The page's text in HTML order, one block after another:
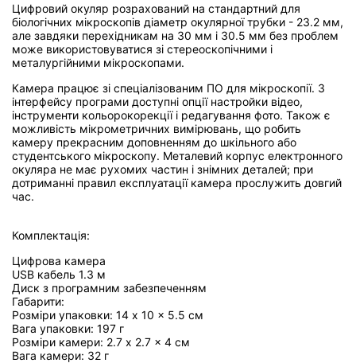
Цифровий окуляр розрахований на стандартний для
біологічних мікроскопів діаметр окулярної трубки - 23.2 мм,
але завдяки перехідникам на 30 мм і 30.5 мм без проблем
може використовуватися зі стереоскопічними і
металургійними мікроскопами.
Камера працює зі спеціалізованим ПО для мікроскопії. З
інтерфейсу програми доступні опції настройки відео,
інструменти кольорокорекції і редагування фото. Також є
можливість мікрометричних вимірювань, що робить
камеру прекрасним доповненням до шкільного або
студентського мікроскопу. Металевий корпус електронного
окуляра не має рухомих частин і знімних деталей; при
дотриманні правил експлуатації камера прослужить довгий
час.
Комплектація:
Цифрова камера
USB кабель 1.3 м
Диск з програмним забезпеченням
Габарити:
Розміри упаковки: 14 x 10 x 5.5 см
Вага упаковки: 197 г
Розміри камери: 2.7 x 2.7 x 4 см
Вага камери: 32 г